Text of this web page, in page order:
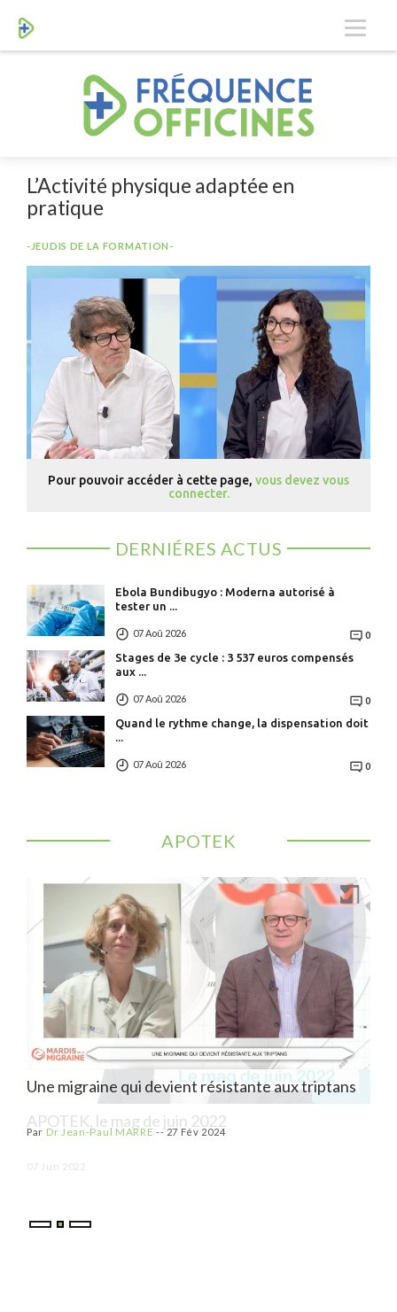
L’Activité physique adaptée en
pratique
-JEUDIS DE LA FORMATION-
Pour pouvoir accéder à cette page, vous devez vous
connecter.
DERNIÉRES ACTUS
Ebola Bundibugyo : Moderna autorisé à
07 Aoû 2026 0
Stages de 3e cycle : 3 537 euros compensés
07 Aoû 2026 0
Quand le rythme change, la dispensation doit
07 Aoû 2026 0
APOTEK
Une migraine qui devient résistante aux triptans
Par Dr Jean-Paul MARRE -- 27 Fév 2024
APOTEK, le mag de juin 2022
07 Jun 2022